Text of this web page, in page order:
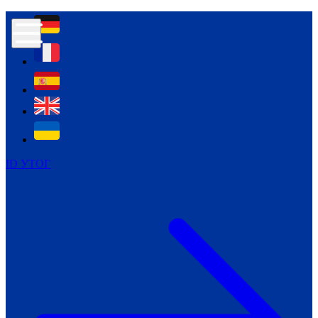
ID УТОГ
Контур психологічної безпеки глухих
Всеукраїнський пісенний
челендж «Україно, ти є!»
Молодіжний челендж «Жестова
мова для мене – це…»
Репортажі спеціальних та
інклюзивних начальних закладів